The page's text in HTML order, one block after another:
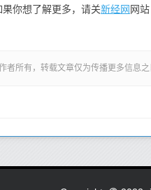
你想了解更多，请关新经网网
者所有，转载文章仅为传播更多信息